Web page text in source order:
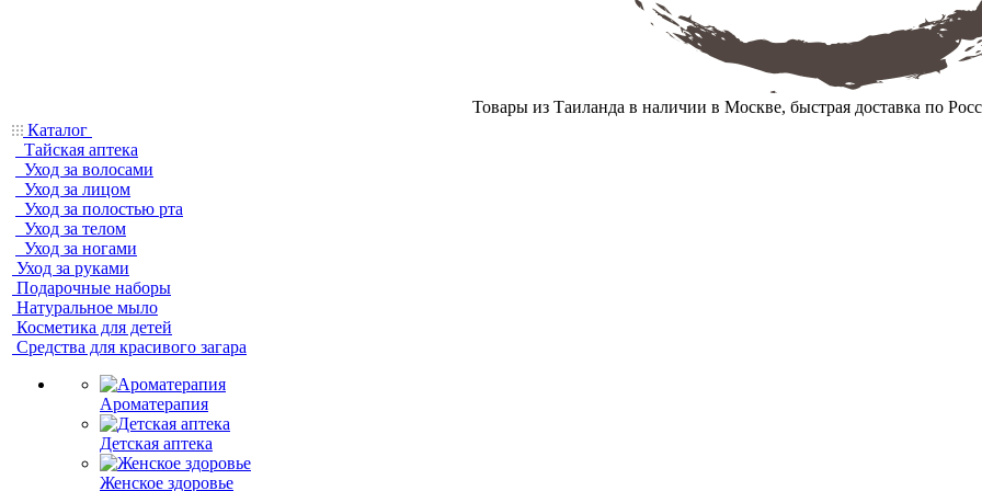
Товары из Таиланда в наличии в Москве, быстрая доставка по
Каталог
Тайская аптека
Уход за волосами
Уход за лицом
Уход за полостью рта
Уход за телом
Уход за ногами
Уход за руками
Подарочные наборы
Натуральное мыло
Косметика для детей
Средства для красивого загара
Ароматерапия
Детская аптека
Женское здоровье